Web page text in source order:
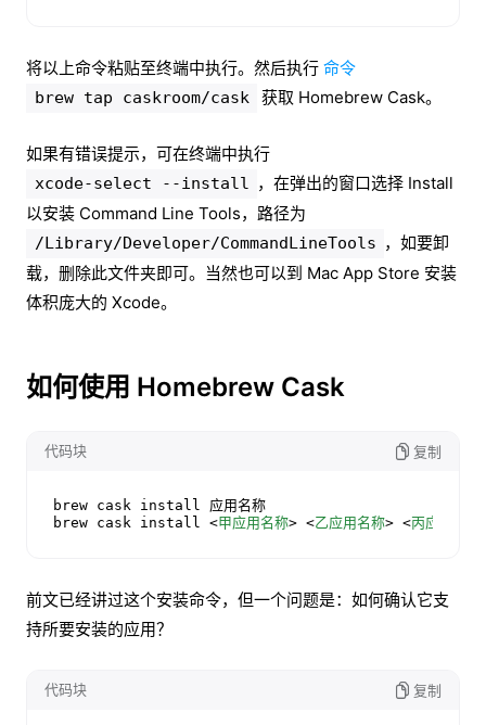
将以上命令粘贴至终端中执行。然后执行 命令
brew tap caskroom/cask 获取 Homebrew Cask。
如果有错误提示，可在终端中执行
xcode-select --install ，在弹出的窗口选择 Install
以安装 Command Line Tools，路径为
/Library/Developer/CommandLineTools ，如要卸
载，删除此文件夹即可。当然也可以到 Mac App Store 安装
体积庞大的 Xcode。
如何使用 Homebrew Cask
代码块 复制
brew cask install 应用名称
brew cask install <甲应用名称> <乙应用名称> <丙应用名称
前文已经讲过这个安装命令，但一个问题是：如何确认它支
持所要安装的应用？
代码块 复制